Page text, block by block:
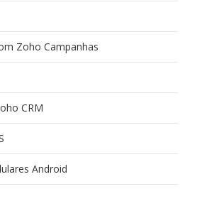
Zoho Campanhas
CRM
Android